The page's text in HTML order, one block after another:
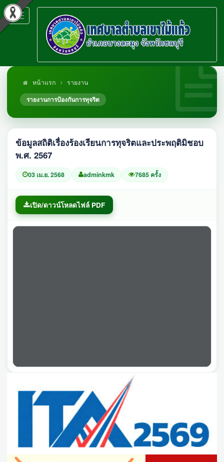
Toggle
navigation
หน้าแรก
รายงาน
รายงานการป้องกันการทุจริต
ข้อมูลสถิติเรื่องร้องเรียนการทุจริตและประพฤติมิชอบ
พ.ศ. 2567
03 เม.ย. 2568 adminkmk 7685 ครั้ง
เปิด/ดาวน์โหลดไฟล์ PDF